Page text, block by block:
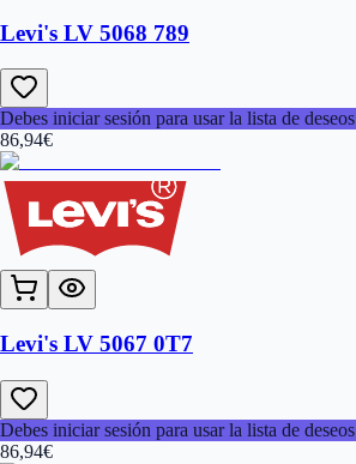
Levi's LV 5068 789
Debes iniciar sesión para usar la lista de deseos
86,94€
Levi's LV 5067 0T7
Debes iniciar sesión para usar la lista de deseos
86,94€